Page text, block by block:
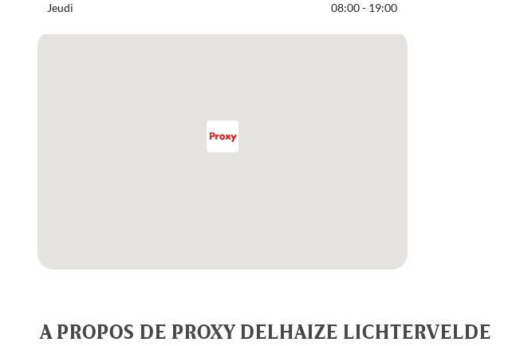
Jeudi 08:00 - 19:00
A PROPOS DE PROXY DELHAIZE LICHTERVELDE